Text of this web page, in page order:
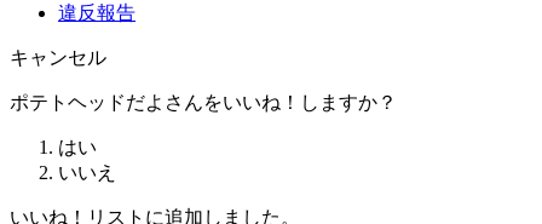
違反報告
キャンセル
ポテトヘッドだよさんをいいね！しますか？
はい
いいえ
いいね！リストに追加しました。